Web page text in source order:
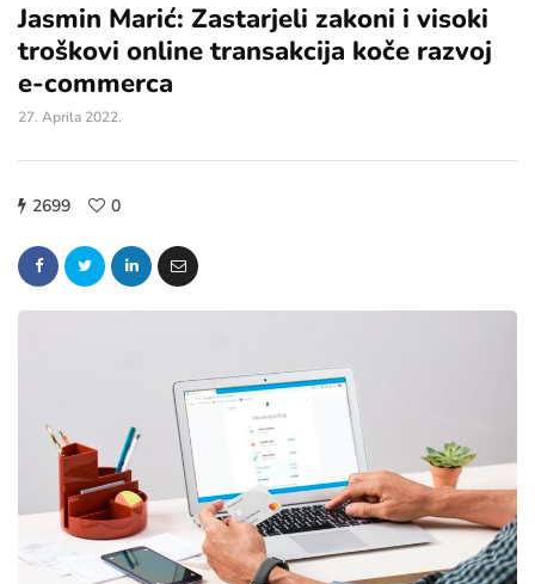
Jasmin Marić: Zastarjeli zakoni i visoki
troškovi online transakcija koče razvoj
e-commerca
27. Aprila 2022.
2699 0